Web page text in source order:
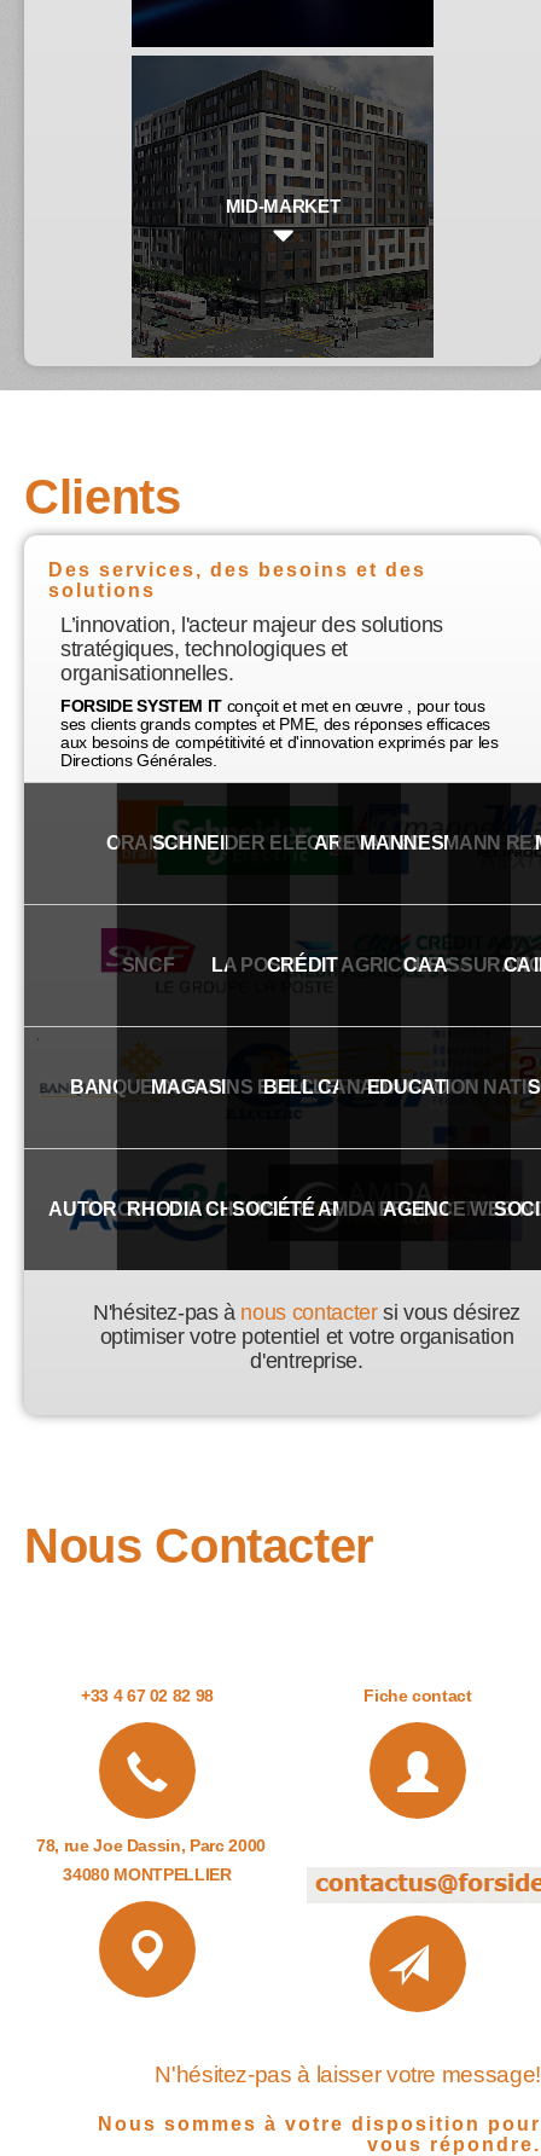
MID-MARKET
Clients
Des services, des besoins et des
solutions
L’innovation, l'acteur majeur des solutions
stratégiques, technologiques et
organisationnelles.
FORSIDE SYSTEM IT conçoit et met en œuvre , pour tous
ses clients grands comptes et PME, des réponses efficaces
aux besoins de compétitivité et d'innovation exprimés par les
Directions Générales.
ORANGESCHNEIDER ELECTRICAREVA T&D
MANNESMANN
SNCF LA POSTECRÉDIT AGRICOLE SA
CA CA
BANQUE DUPUYMAGASINS E.LECLERCBELL CANADA GROUP
EDUCATION
AUTOROUTE DU SUD
RHODIA CHEMISTRY GROUP
SOCIÉTÉ AMDA PRODUCTION
AGENCE WEB
N'hésitez-pas à nous contactersi vous désirez
optimiser votre potentiel et votre organisation
d'entreprise.
Nous Contacter
+33 4 67 02 82 98 Fiche contact
78, rue Joe Dassin, Parc 2000
34080 MONTPELLIER
N'hésitez-pas à laisser votre message!
Nous sommes à votre disposition pour
vous répondre.